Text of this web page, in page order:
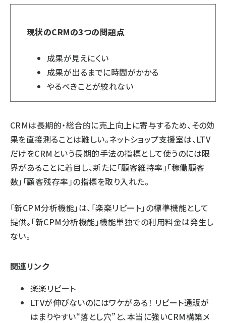
現状のCRMの3つの問題点
成果が見えにくい
成果が出るまでに時間がかかる
やるべきことが絞れない
CRMは長期的・総合的に売上向上に寄与するため、その効
果を直接測ることは難しい。ネットショップ支援室は、LTV
だけをCRMという長期的手法の指標として使うのには限
界があることに着目し、新たに「顧客維持率」「稼働顧客
数」「顧客残存率」の指標を取り入れた。
「新CPM分析機能」は、「楽楽リピート」の標準機能として
提供。「新CPM分析機能」機能単独での利用料金は発生し
ない。
関連リンク
楽楽リピート
LTVが伸びないのにはワケがある！ リピート通販が
はまりやすい“落とし穴”と、本当に強いCRM構築メ